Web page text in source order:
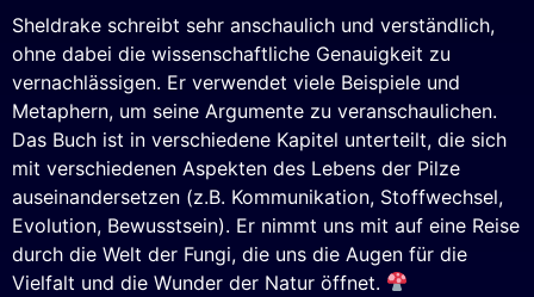
Sheldrake schreibt sehr anschaulich und verständlich,
ohne dabei die wissenschaftliche Genauigkeit zu
vernachlässigen. Er verwendet viele Beispiele und
Metaphern, um seine Argumente zu veranschaulichen.
Das Buch ist in verschiedene Kapitel unterteilt, die sich
mit verschiedenen Aspekten des Lebens der Pilze
auseinandersetzen (z.B. Kommunikation, Stoffwechsel,
Evolution, Bewusstsein). Er nimmt uns mit auf eine Reise
durch die Welt der Fungi, die uns die Augen für die
Vielfalt und die Wunder der Natur öffnet.